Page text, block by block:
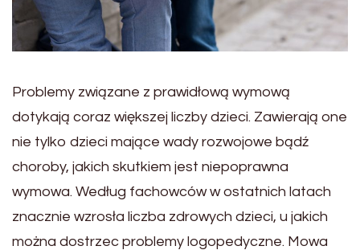
Problemy związane z prawidłową wymową
dotykają coraz większej liczby dzieci. Zawierają one
nie tylko dzieci mające wady rozwojowe bądź
choroby, jakich skutkiem jest niepoprawna
wymowa. Według fachowców w ostatnich latach
znacznie wzrosła liczba zdrowych dzieci, u jakich
można dostrzec problemy logopedyczne. Mowa